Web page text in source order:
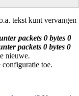
tekst kunt vervangen
packets 0 bytes 0
packets 0 bytes 0
nieuwe.
toe.